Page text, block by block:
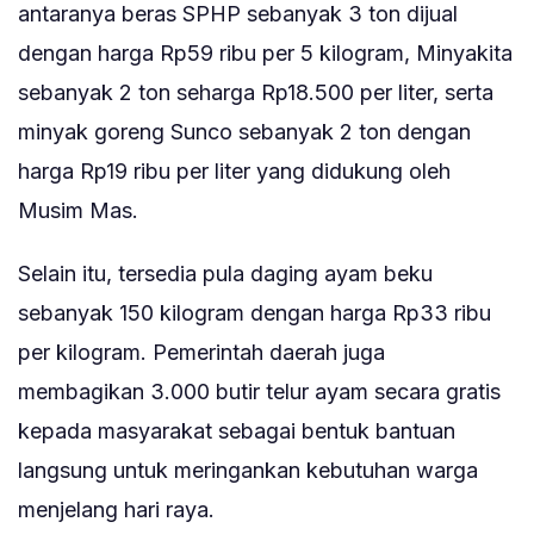
antaranya beras SPHP sebanyak 3 ton dijual
dengan harga Rp59 ribu per 5 kilogram, Minyakita
sebanyak 2 ton seharga Rp18.500 per liter, serta
minyak goreng Sunco sebanyak 2 ton dengan
harga Rp19 ribu per liter yang didukung oleh
Musim Mas.
Selain itu, tersedia pula daging ayam beku
sebanyak 150 kilogram dengan harga Rp33 ribu
per kilogram. Pemerintah daerah juga
membagikan 3.000 butir telur ayam secara gratis
kepada masyarakat sebagai bentuk bantuan
langsung untuk meringankan kebutuhan warga
menjelang hari raya.